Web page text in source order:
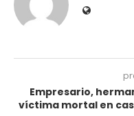
Empresario,
víctima mortal en